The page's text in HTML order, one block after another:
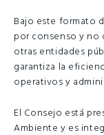
Bajo este formato
por consenso y no
otras entidades
garantiza la
operativos y
El Consejo está
Ambiente y es